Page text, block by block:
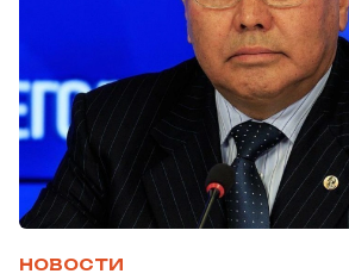
НОВОСТИ